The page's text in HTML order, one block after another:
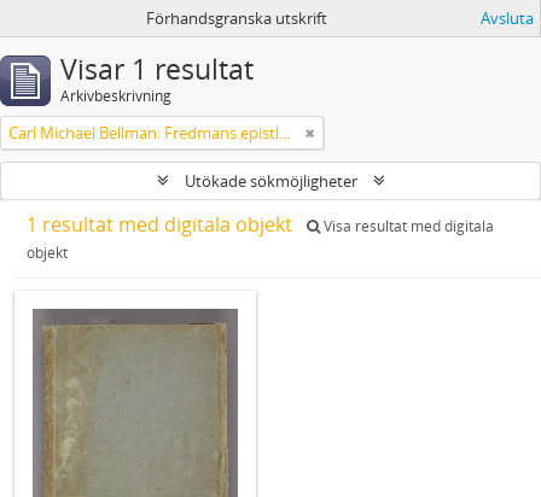
Förhandsgranska utskrift Avsluta
Visar 1 resultat
Arkivbeskrivning
Carl Michael Bellman: Fredmans epistlar m.m.
Utökade sökmöjligheter
1 resultat med digitala objekt
Visa resultat med digitala
objekt